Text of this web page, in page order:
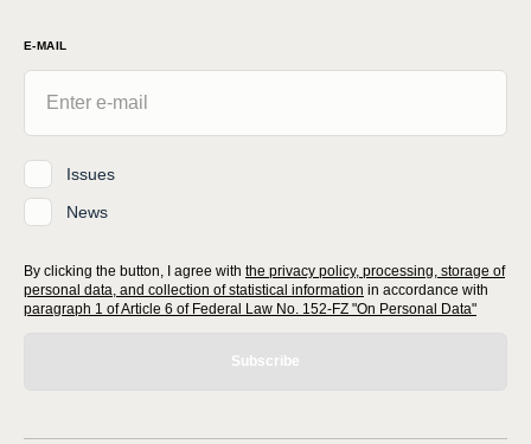
E-MAIL
Issues
News
By clicking the button, I agree with the privacy policy, processing, storage of
personal data, and collection of statistical information in accordance with
paragraph 1 of Article 6 of Federal Law No. 152-FZ "On Personal Data"
Subscribe